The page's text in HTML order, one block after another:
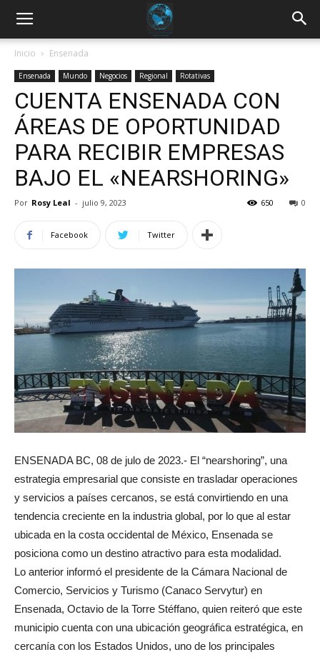
Inicio Ensenada
Ensenada Mundo Negocios Regional Rotativas
CUENTA ENSENADA CON
ÁREAS DE OPORTUNIDAD
PARA RECIBIR EMPRESAS
BAJO EL «NEARSHORING»
Por Rosy Leal - julio 9, 2023 0
650
Facebook Twitter
ENSENADA BC, 08 de julo de 2023.- El “nearshoring”, una
estrategia empresarial que consiste en trasladar operaciones
y servicios a países cercanos, se está convirtiendo en una
tendencia creciente en la industria global, por lo que al estar
ubicada en la costa occidental de México, Ensenada se
posiciona como un destino atractivo para esta modalidad.
Lo anterior informó el presidente de la Cámara Nacional de
Comercio, Servicios y Turismo (Canaco Servytur) en
Ensenada, Octavio de la Torre Stéffano, quien reiteró que este
municipio cuenta con una ubicación geográfica estratégica, en
cercanía con los Estados Unidos, uno de los principales